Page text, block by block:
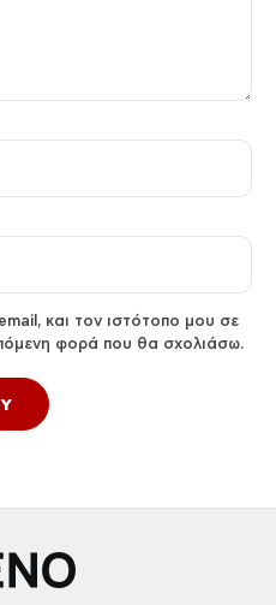
και τον ιστότοπο μου σε
φορά που θα σχολιάσω.